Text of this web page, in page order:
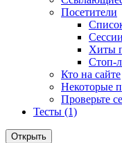
Посетители
Хиты
Стоп-
Кто на сайте
Некоторые
Проверьте
Тесты (1)
Открыть